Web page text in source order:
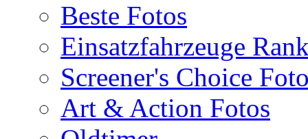
Beste Fotos
Einsatzfahrzeuge
Screener's Choice
Art & Action Fotos